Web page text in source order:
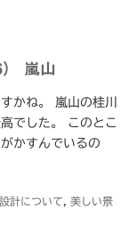
嵐山
かね。 嵐山の桂川
でした。 このとこ
かすんでいるの
計について
美しい景